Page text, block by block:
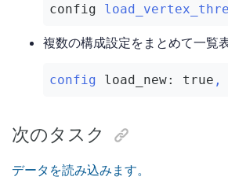
config
複数の構成設定をまとめて一覧
config load_new: true ,
次のタスク
データを読み込みます。